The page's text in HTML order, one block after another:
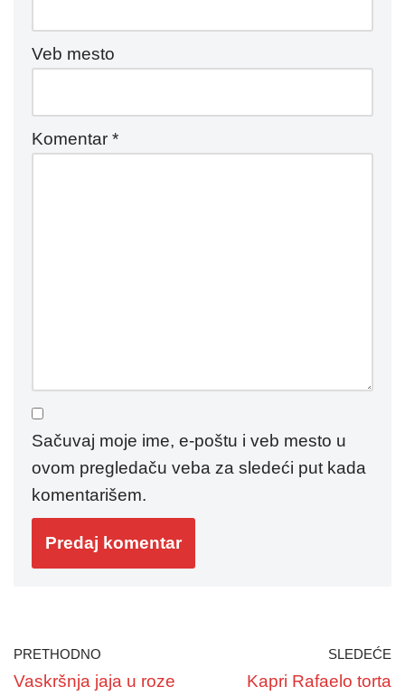
Veb mesto
Komentar *
Sačuvaj moje ime, e-poštu i veb mesto u
ovom pregledaču veba za sledeći put kada
komentarišem.
PRETHODNO
Vaskršnja jaja u roze
SLEDEĆE
Kapri Rafaelo torta